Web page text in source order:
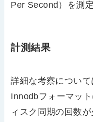
Per Second）を測定
計測結果
詳細な考察につい
Innodbフォーマッ
ィスク同期の回数